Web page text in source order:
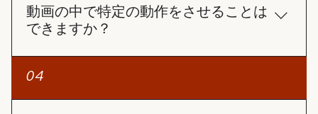
ールフォルダに振り分けられている可能性がありま
すので、一度ご確認ください。 注文番号でステータ
番号とメールアドレスを入力し、進捗状況を確認す
ることができます。完成した動画を直接ダウンロー
動画の中で特定の動作をさせることは
できますか？
AIで作成しているため現時点の技術では、ご希望の
合があります。 しかし、できる限りお客様のご要望
04